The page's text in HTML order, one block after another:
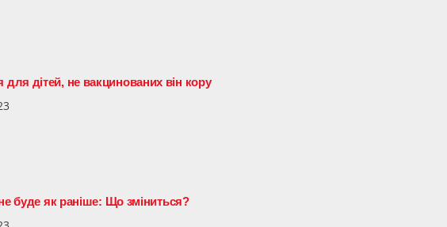
дітей, не вакцинованих він кору
буде як раніше: Що зміниться?